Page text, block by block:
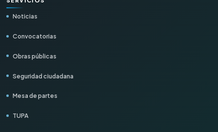
Noticias
Convocatorias
Obras públicas
Seguridad ciudadana
Mesa de partes
TUPA